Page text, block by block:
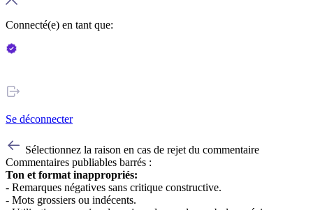
Connecté(e) en tant que:
Se déconnecter
Sélectionnez la raison en cas de rejet du commentaire
Commentaires publiables barrés :
Ton et format inappropriés:
- Remarques négatives sans critique constructive.
- Mots grossiers ou indécents.